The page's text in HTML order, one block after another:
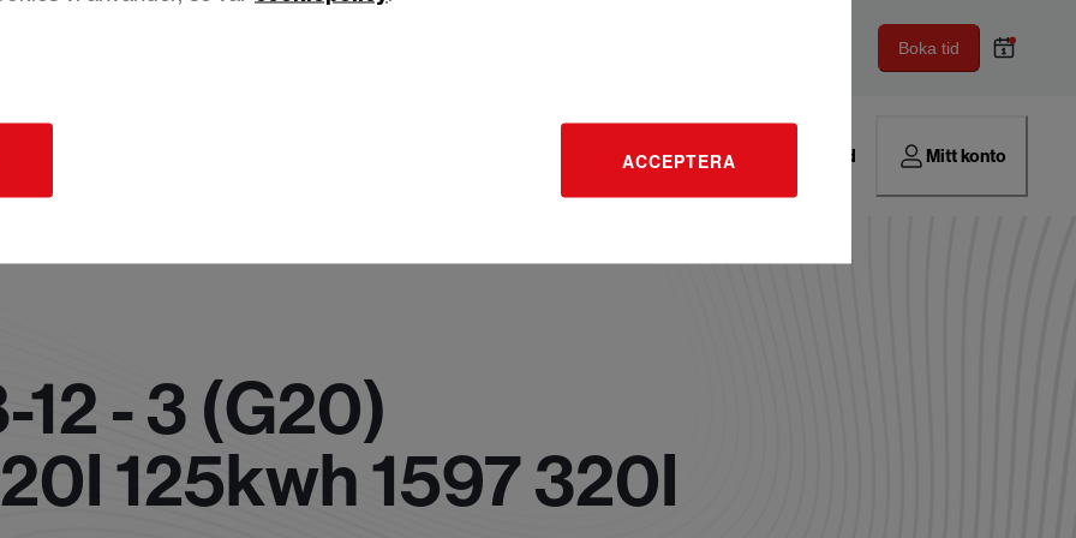
ACCEPTERA
Boka tid
Hitta verkstad Mitt konto
- 3 (G20)
125kwh 1597 320I